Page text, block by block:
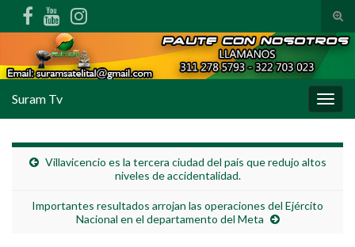
Suram Tv
Villavicencio es la tercera ciudad del país que redujo altos
niveles de accidentalidad.
Importantes resultados arrojan las operaciones del Ejército
Nacional en el departamento del Meta